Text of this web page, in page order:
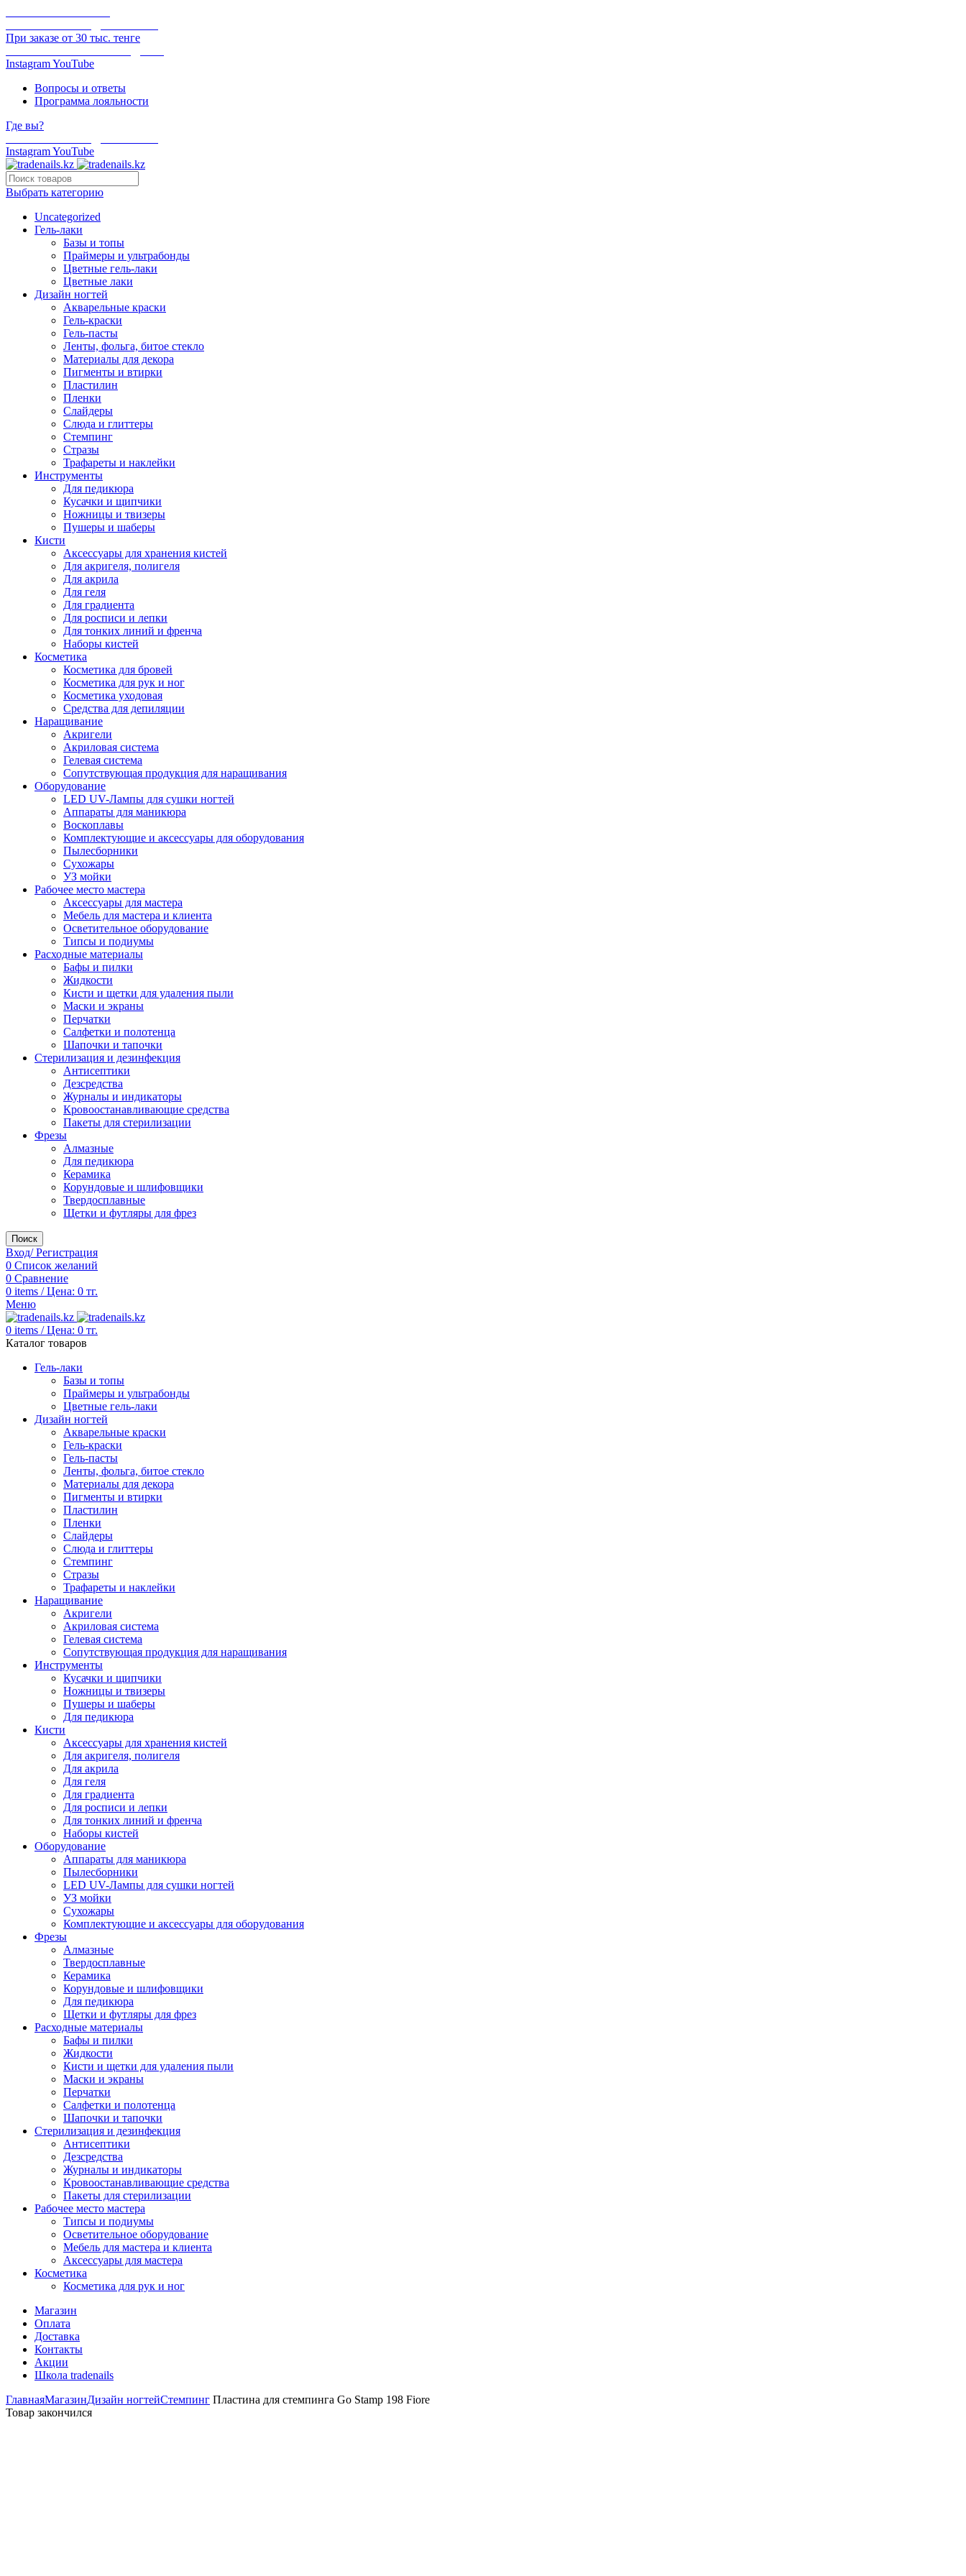
При заказе от 30 тыс. тенге
InstagramYouTube
Вопросы и ответы
Программа лояльности
Где вы?
InstagramYouTube
Выбрать категорию
Uncategorized
Гель-лаки
Базы и топы
Праймеры и ультрабонды
Цветные гель-лаки
Цветные лаки
Дизайн ногтей
Акварельные краски
Гель-краски
Гель-пасты
Ленты, фольга, битое стекло
Материалы для декора
Пигменты и втирки
Пластилин
Пленки
Слайдеры
Слюда и глиттеры
Стемпинг
Стразы
Трафареты и наклейки
Инструменты
Для педикюра
Кусачки и щипчики
Ножницы и твизеры
Пушеры и шаберы
Кисти
Аксессуары для хранения кистей
Для акригеля, полигеля
Для акрила
Для геля
Для градиента
Для росписи и лепки
Для тонких линий и френча
Наборы кистей
Косметика
Косметика для бровей
Косметика для рук и ног
Косметика уходовая
Средства для депиляции
Наращивание
Акригели
Акриловая система
Гелевая система
Сопутствующая продукция для наращивания
Оборудование
LED UV-Лампы для сушки ногтей
Аппараты для маникюра
Воскоплавы
Комплектующие и аксессуары для оборудования
Пылесборники
Сухожары
УЗ мойки
Рабочее место мастера
Аксессуары для мастера
Мебель для мастера и клиента
Осветительное оборудование
Типсы и подиумы
Расходные материалы
Бафы и пилки
Жидкости
Кисти и щетки для удаления пыли
Маски и экраны
Перчатки
Салфетки и полотенца
Шапочки и тапочки
Стерилизация и дезинфекция
Антисептики
Дезсредства
Журналы и индикаторы
Кровоостанавливающие средства
Пакеты для стерилизации
Фрезы
Алмазные
Для педикюра
Керамика
Корундовые и шлифовщики
Твердосплавные
Щетки и футляры для фрез
Поиск
Вход/ Регистрация
0 Список желаний
0 Сравнение
0 items / Цена: 0 тг.
Меню
0 items / Цена: 0 тг.
Каталог товаров
Гель-лаки
Базы и топы
Праймеры и ультрабонды
Цветные гель-лаки
Дизайн ногтей
Акварельные краски
Гель-краски
Гель-пасты
Ленты, фольга, битое стекло
Материалы для декора
Пигменты и втирки
Пластилин
Пленки
Слайдеры
Слюда и глиттеры
Стемпинг
Стразы
Трафареты и наклейки
Наращивание
Акригели
Акриловая система
Гелевая система
Сопутствующая продукция для наращивания
Инструменты
Кусачки и щипчики
Ножницы и твизеры
Пушеры и шаберы
Для педикюра
Кисти
Аксессуары для хранения кистей
Для акригеля, полигеля
Для акрила
Для геля
Для градиента
Для росписи и лепки
Для тонких линий и френча
Наборы кистей
Оборудование
Аппараты для маникюра
Пылесборники
LED UV-Лампы для сушки ногтей
УЗ мойки
Сухожары
Комплектующие и аксессуары для оборудования
Фрезы
Алмазные
Твердосплавные
Керамика
Корундовые и шлифовщики
Для педикюра
Щетки и футляры для фрез
Расходные материалы
Бафы и пилки
Жидкости
Кисти и щетки для удаления пыли
Маски и экраны
Перчатки
Салфетки и полотенца
Шапочки и тапочки
Стерилизация и дезинфекция
Антисептики
Дезсредства
Журналы и индикаторы
Кровоостанавливающие средства
Пакеты для стерилизации
Рабочее место мастера
Типсы и подиумы
Осветительное оборудование
Мебель для мастера и клиента
Аксессуары для мастера
Косметика
Косметика для рук и ног
Магазин
Оплата
Доставка
Контакты
Акции
Школа tradenails
ГлавнаяМагазинДизайн ногтейСтемпинг Пластина для стемпинга Go Stamp 198 Fiore
Товар закончился